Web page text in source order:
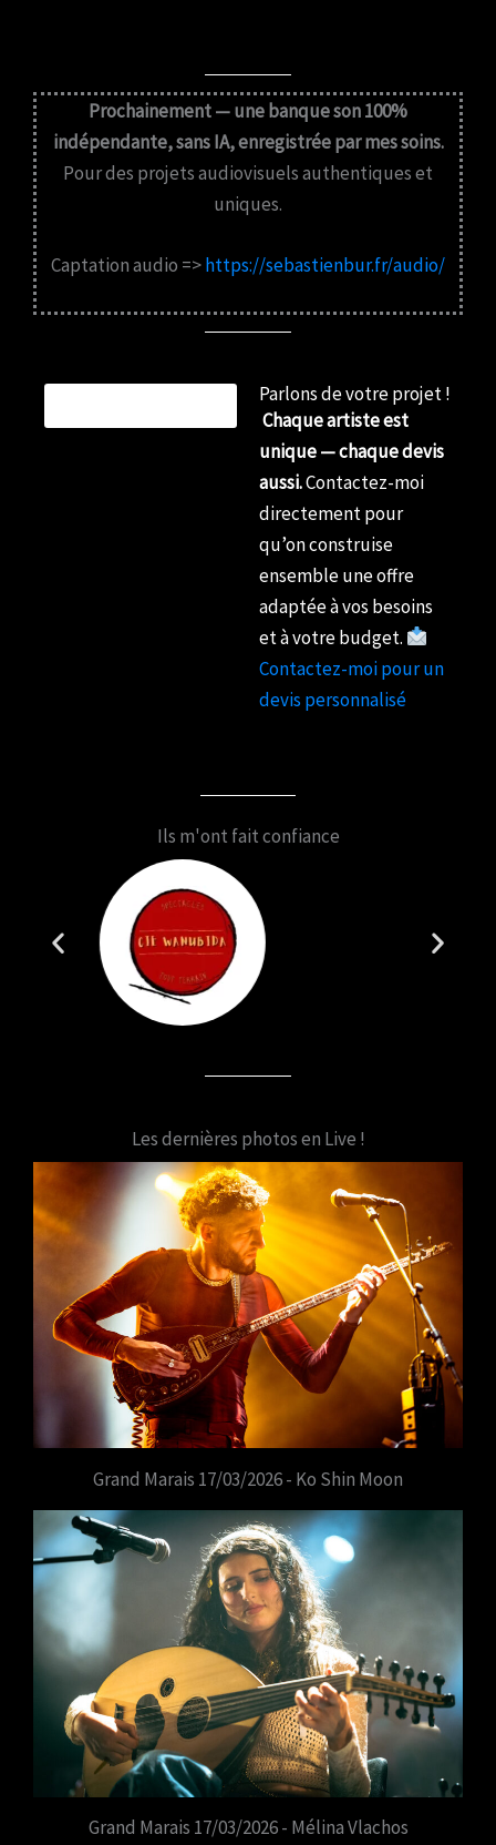
Prochainement — une banque son 100%
indépendante, sans IA, enregistrée par mes soins.
Pour des projets audiovisuels authentiques et
uniques.
Captation audio =>https://sebastienbur.fr/audio/
Parlons de votre projet !
Chaque artiste est
unique — chaque devis
aussi.Contactez-moi
directement pour
qu’on construise
ensemble une offre
adaptée à vos besoins
et à votre budget.
Contactez-moi pour un
devis personnalisé
Ils m'ont fait confiance
Les dernières photos en Live !
Grand Marais 17/03/2026 - Ko Shin Moon
Grand Marais 17/03/2026 - Mélina Vlachos